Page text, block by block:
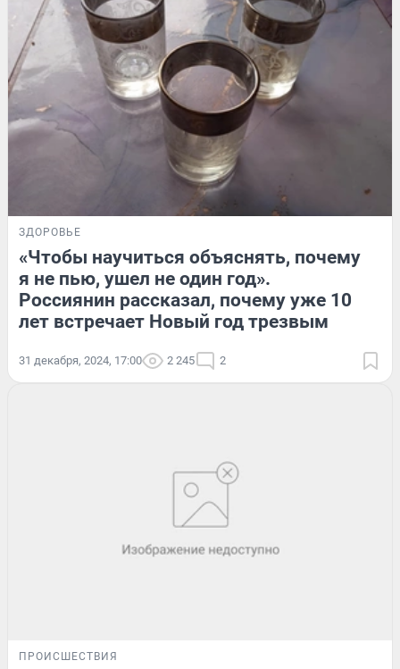
ЗДОРОВЬЕ
«Чтобы научиться объяснять, почему
я не пью, ушел не один год».
Россиянин рассказал, почему уже 10
лет встречает Новый год трезвым
31 декабря, 2024, 17:00 2 245 2
ПРОИСШЕСТВИЯ